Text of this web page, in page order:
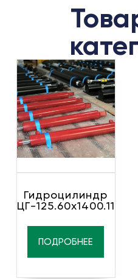
Гидроцилиндр
ЦГ-125.60х1400.11
ПОДРОБНЕЕ